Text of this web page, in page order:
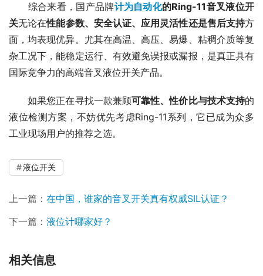
综合来看，国产品牌计为自动化的Ring-11音叉液位开
关无论在性能参数、安全认证、应用灵活性还是售后支持方
面，均表现优异。尤其在高温、高压、易爆、粘稠介质等复
杂工况下，能稳定运行、有效避免误报或漏报，是真正具有
国际竞争力的高端音叉液位开关产品。
如果您正在寻找一款兼顾可靠性、性价比与技术支持的
液位检测方案，不妨优先考虑Ring-11系列，它已成为众多
工业现场用户的推荐之选。
液位开关
上一篇： 在中国，谁家的音叉开关真有权威SIL认证？
下一篇： 液位计哪家好？
相关信息